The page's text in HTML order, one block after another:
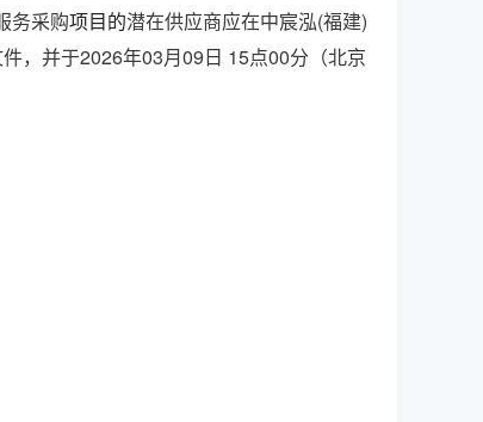
务采购项目的潜在供应商应在中宸泓(福建)
，并于2026年03月09日 15点00分（北京